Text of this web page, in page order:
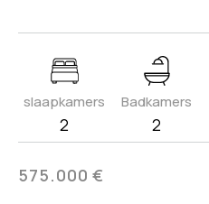
slaapkamers
2
Badkamers
2
575.000 €